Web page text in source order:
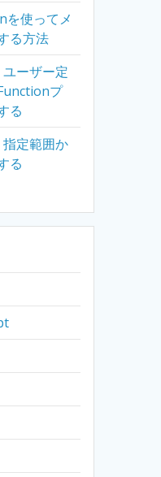
を使ってメ
る方法
ユーザー定
プ
る
指定範囲か
る